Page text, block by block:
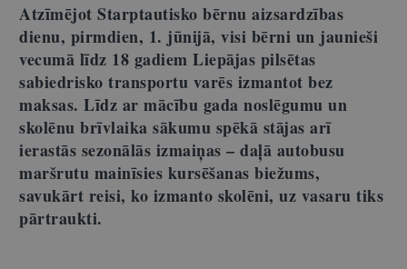
Atzīmējot Starptautisko bērnu aizsardzības
dienu, pirmdien, 1. jūnijā, visi bērni un jaunieši
vecumā līdz 18 gadiem Liepājas pilsētas
sabiedrisko transportu varēs izmantot bez
maksas. Līdz ar mācību gada noslēgumu un
skolēnu brīvlaika sākumu spēkā stājas arī
ierastās sezonālās izmaiņas – daļā autobusu
maršrutu mainīsies kursēšanas biežums,
savukārt reisi, ko izmanto skolēni, uz vasaru tiks
pārtraukti.